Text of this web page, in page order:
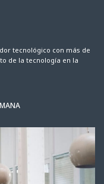
tecnológico con más de
de la tecnología en la